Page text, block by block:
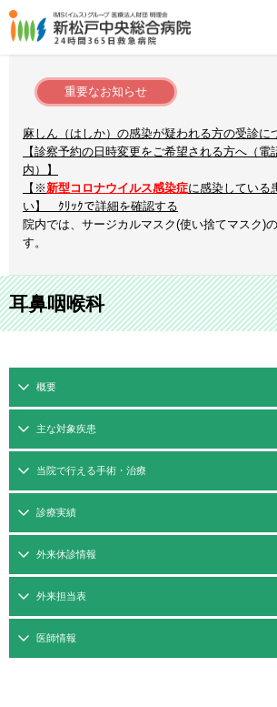
重要なお知らせ
麻しん（はしか）の感染が疑われる方の受診に
【診察予約の日時変更をご希望される方へ（電
内）】
【※新型コロナウイルス感染症に感染している
い】 ｸﾘｯｸで詳細を確認する
院内では、サージカルマスク(使い捨てマスク)
す。
耳鼻咽喉科
概要
主な対象疾患
当院で行える手術・治療
診療実績
外来休診情報
外来担当表
医師情報